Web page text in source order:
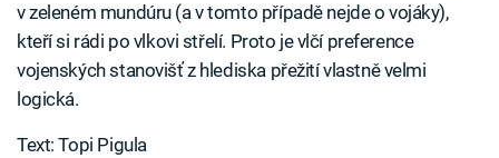
v zeleném mundúru (a v tomto případě nejde o vojáky),
kteří si rádi po vlkovi střelí. Proto je vlčí preference
vojenských stanovišť z hlediska přežití vlastně velmi
logická.
Text: Topi Pigula